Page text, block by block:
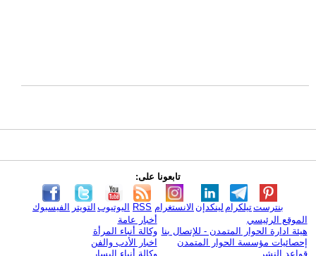
تابعونا على:
الفيسبوك التويتر اليوتيوب RSS الانستغرام لينكدإن تيلكرامبنترست
الموقع الرئيسي
هيئة ادارة الحوار المتمدن - للإتصال بنا
إحصائيات مؤسسة الحوار المتمدن
قواعد النشر
أخبار عامة
وكالة أنباء المرأة
اخبار الأدب والفن
وكالة أنباء اليسار